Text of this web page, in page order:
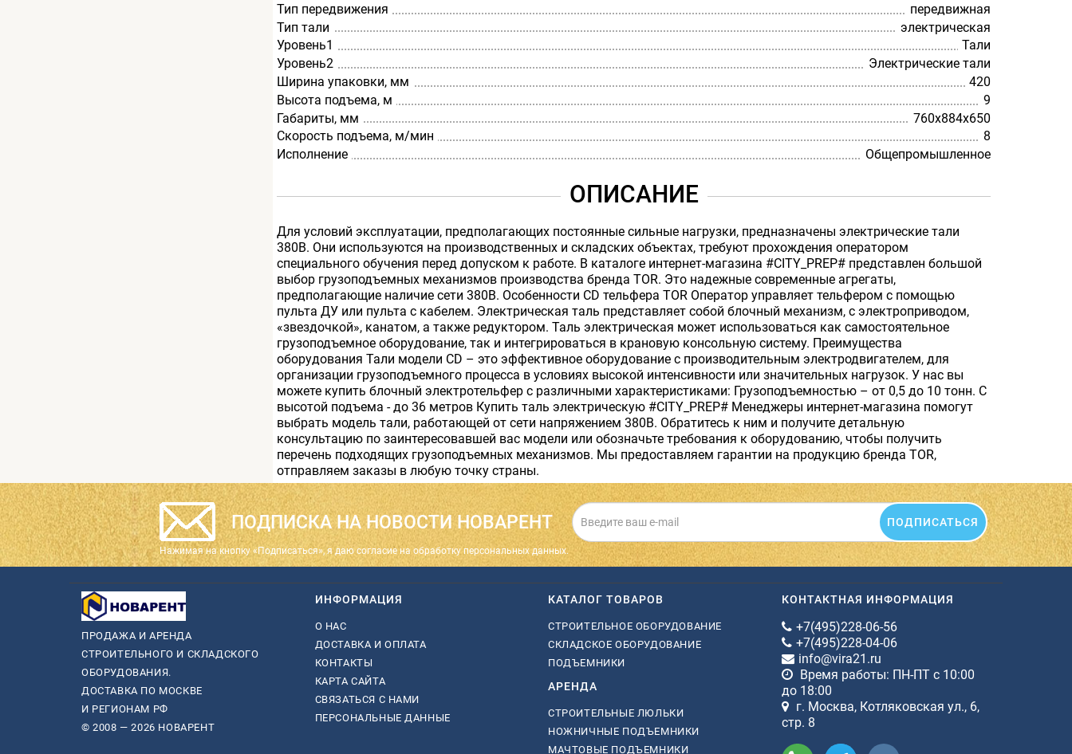
Тип передвижения
передвижная
Тип тали
электрическая
Уровень1
Тали
Уровень2
Электрические тали
Ширина упаковки, мм
420
Высота подъема, м
9
Габариты, мм
760х884х650
Скорость подъема, м/мин
8
Исполнение
Общепромышленное
ОПИСАНИЕ
Для условий эксплуатации, предполагающих постоянные сильные нагрузки, предназначены электрические тали
380В. Они используются на производственных и складских объектах, требуют прохождения оператором
специального обучения перед допуском к работе. В каталоге интернет-магазина #CITY_PREP# представлен большой
выбор грузоподъемных механизмов производства бренда TOR. Это надежные современные агрегаты,
предполагающие наличие сети 380В. Особенности CD тельфера TOR Оператор управляет тельфером с помощью
пульта ДУ или пульта с кабелем. Электрическая таль представляет собой блочный механизм, с электроприводом,
«звездочкой», канатом, а также редуктором. Таль электрическая может использоваться как самостоятельное
грузоподъемное оборудование, так и интегрироваться в крановую консольную систему. Преимущества
оборудования Тали модели CD – это эффективное оборудование с производительным электродвигателем, для
организации грузоподъемного процесса в условиях высокой интенсивности или значительных нагрузок. У нас вы
можете купить блочный электротельфер с различными характеристиками: Грузоподъемностью – от 0,5 до 10 тонн. С
высотой подъема - до 36 метров Купить таль электрическую #CITY_PREP# Менеджеры интернет-магазина помогут
выбрать модель тали, работающей от сети напряжением 380В. Обратитесь к ним и получите детальную
консультацию по заинтересовавшей вас модели или обозначьте требования к оборудованию, чтобы получить
перечень подходящих грузоподъемных механизмов. Мы предоставляем гарантии на продукцию бренда TOR,
отправляем заказы в любую точку страны.
ПОДПИСКА НА НОВОСТИ НОВАРЕНТ ПОДПИСАТЬСЯ
Нажимая на кнопку «Подписаться», я даю cогласие на обработку персональных данных.
ПРОДАЖА И АРЕНДА
СТРОИТЕЛЬНОГО И СКЛАДСКОГО
ОБОРУДОВАНИЯ.
ДОСТАВКА ПО МОСКВЕ
И РЕГИОНАМ РФ
© 2008 — 2026 НОВАРЕНТ
ИНФОРМАЦИЯ
О НАС
ДОСТАВКА И ОПЛАТА
КОНТАКТЫ
КАРТА САЙТА
СВЯЗАТЬСЯ С НАМИ
ПЕРСОНАЛЬНЫЕ ДАННЫЕ
КАТАЛОГ ТОВАРОВ
СТРОИТЕЛЬНОЕ ОБОРУДОВАНИЕ
СКЛАДСКОЕ ОБОРУДОВАНИЕ
ПОДЪЕМНИКИ
АРЕНДА
СТРОИТЕЛЬНЫЕ ЛЮЛЬКИ
НОЖНИЧНЫЕ ПОДЪЕМНИКИ
МАЧТОВЫЕ ПОДЪЕМНИКИ
КОНТАКТНАЯ ИНФОРМАЦИЯ
+7(495)228-06-56
+7(495)228-04-06
info@vira21.ru
Время работы: ПН-ПТ с 10:00
до 18:00
г. Москва, Котляковская ул., 6,
стр. 8